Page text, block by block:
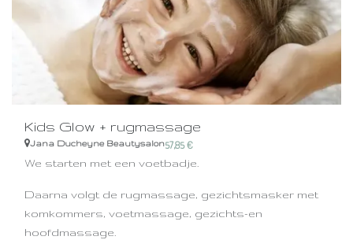
Kids Glow + rugmassage
Jana Ducheyne Beautysalon57,85€
We starten met een voetbadje.
Daarna volgt de rugmassage, gezichtsmasker met
komkommers, voetmassage, gezichts-en
hoofdmassage.